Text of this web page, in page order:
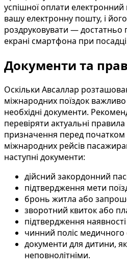
успішної оплати
вашу електронну пошту, і
роздруковувати — достатньо
екрані смартфона при
Документи та
Оскільки Авсаллар
міжнародних поїздок важливо
необхідні документи.
перевіряти актуальні правила
призначення перед
міжнародних рейсів
наступні документи:
дійсний закордонний
підтвердження мети
бронь житла або
зворотний квиток або
підтвердження
чинний поліс медичного
документи для дитини,
неповнолітніми.